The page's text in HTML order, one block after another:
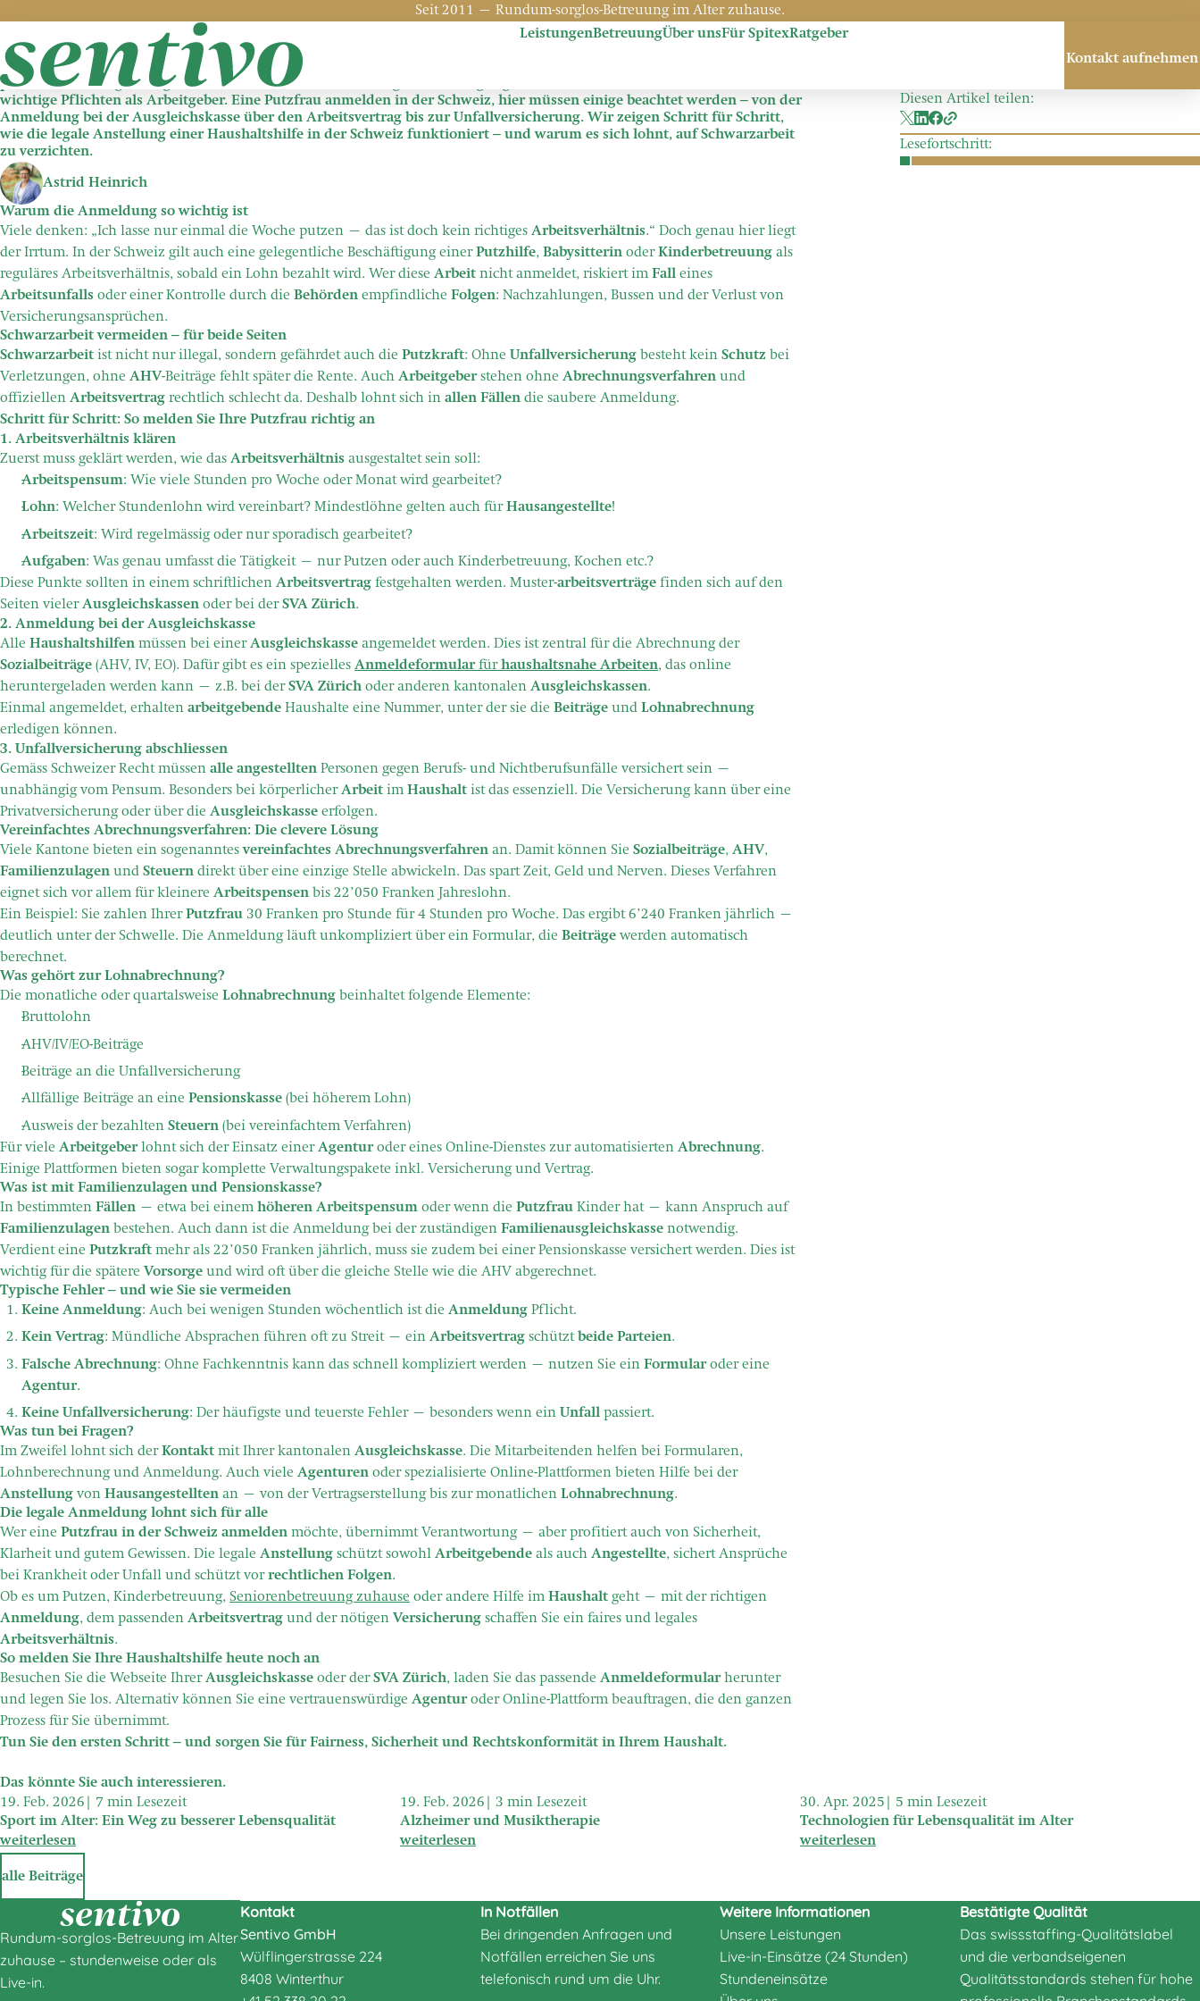
Seit 2011 – Rundum-sorglos-Betreuung im Alter zuhause.
LeistungenBetreuungÜber unsFür SpitexRatgeber
Kontakt aufnehmen
/Putzfrau anmelden in der Schweiz: So geht’s richtig!
Putzfrau anmelden in der Schweiz: So geht’s richtig!
Eine Putzfrau oder Haushaltshilfe im eigenen Zuhause zu beschäftigen, ist für viele Schweizer Haushalte längst zur
praktischen Alltagshilfe geworden. Doch mit der Anstellung einer Reinigungskraft übernehmen Haushalte auch
wichtige Pflichten als Arbeitgeber. Eine Putzfrau anmelden in der Schweiz, hier müssen einige beachtet werden – von der
Anmeldung bei der Ausgleichskasse über den Arbeitsvertrag bis zur Unfallversicherung. Wir zeigen Schritt für Schritt,
wie die legale Anstellung einer Haushaltshilfe in der Schweiz funktioniert – und warum es sich lohnt, auf Schwarzarbeit
zu verzichten.
Astrid Heinrich
Warum die Anmeldung so wichtig ist
Viele denken: „Ich lasse nur einmal die Woche putzen – das ist doch kein richtiges Arbeitsverhältnis.“ Doch genau hier liegt
der Irrtum. In der Schweiz gilt auch eine gelegentliche Beschäftigung einerPutzhilfe, Babysitterin oderKinderbetreuung als
reguläres Arbeitsverhältnis, sobald ein Lohn bezahlt wird. Wer diese Arbeit nicht anmeldet, riskiert im Fall eines
Arbeitsunfalls oder einer Kontrolle durch die Behörden empfindliche Folgen: Nachzahlungen, Bussen und der Verlust von
Versicherungsansprüchen.
Schwarzarbeit vermeiden – für beide Seiten
Schwarzarbeit ist nicht nur illegal, sondern gefährdet auch die Putzkraft: Ohne Unfallversicherung besteht kein Schutz bei
Verletzungen, ohne AHV-Beiträge fehlt später die Rente. Auch Arbeitgeberstehen ohne Abrechnungsverfahren und
offiziellen Arbeitsvertrag rechtlich schlecht da. Deshalb lohnt sich in allen Fällen die saubere Anmeldung.
Schritt für Schritt: So melden Sie Ihre Putzfrau richtig an
1. Arbeitsverhältnis klären
Zuerst muss geklärt werden, wie das Arbeitsverhältnis ausgestaltet sein soll:
Arbeitspensum: Wie viele Stunden pro Woche oder Monat wird gearbeitet?
Lohn: Welcher Stundenlohn wird vereinbart? Mindestlöhne gelten auch fürHausangestellte!
Arbeitszeit: Wird regelmässig oder nur sporadisch gearbeitet?
Aufgaben: Was genau umfasst die Tätigkeit – nur Putzen oder auch Kinderbetreuung, Kochen etc.?
Diese Punkte sollten in einem schriftlichen Arbeitsvertrag festgehalten werden. Muster-arbeitsverträge finden sich auf den
Seiten vielerAusgleichskassen oder bei derSVA Zürich.
2. Anmeldung bei der Ausgleichskasse
Alle Haushaltshilfen müssen bei einerAusgleichskasse angemeldet werden. Dies ist zentral für die Abrechnung der
Sozialbeiträge (AHV, IV, EO). Dafür gibt es ein spezielles Anmeldeformularfürhaushaltsnahe Arbeiten, das online
heruntergeladen werden kann – z.B. bei derSVA Zürich oder anderen kantonalen Ausgleichskassen.
Einmal angemeldet, erhalten arbeitgebende Haushalte eine Nummer, unter der sie die Beiträge und Lohnabrechnung
erledigen können.
3. Unfallversicherung abschliessen
Gemäss Schweizer Recht müssen alle angestellten Personen gegen Berufs- und Nichtberufsunfälle versichert sein –
unabhängig vom Pensum. Besonders bei körperlicherArbeit im Haushalt ist das essenziell. Die Versicherung kann über eine
Privatversicherung oder über die Ausgleichskasse erfolgen.
Vereinfachtes Abrechnungsverfahren: Die clevere Lösung
Viele Kantone bieten ein sogenanntesvereinfachtes Abrechnungsverfahren an. Damit können Sie Sozialbeiträge, AHV,
Familienzulagen und Steuern direkt über eine einzige Stelle abwickeln. Das spart Zeit, Geld und Nerven. Dieses Verfahren
eignet sich vor allem für kleinere Arbeitspensen bis 22’050 Franken Jahreslohn.
Ein Beispiel: Sie zahlen IhrerPutzfrau 30 Franken pro Stunde für 4 Stunden pro Woche. Das ergibt 6’240 Franken jährlich –
deutlich unter der Schwelle. Die Anmeldung läuft unkompliziert über ein Formular, die Beiträge werden automatisch
berechnet.
Was gehört zur Lohnabrechnung?
Die monatliche oder quartalsweise Lohnabrechnung beinhaltet folgende Elemente:
Bruttolohn
AHV/IV/EO-Beiträge
Beiträge an die Unfallversicherung
Allfällige Beiträge an eine Pensionskasse (bei höherem Lohn)
Ausweis der bezahlten Steuern (bei vereinfachtem Verfahren)
Für viele Arbeitgeberlohnt sich der Einsatz einerAgenturoder eines Online-Dienstes zur automatisierten Abrechnung.
Einige Plattformen bieten sogar komplette Verwaltungspakete inkl. Versicherung und Vertrag.
Was ist mit Familienzulagen und Pensionskasse?
In bestimmten Fällen – etwa bei einem höheren Arbeitspensum oder wenn die Putzfrau Kinder hat – kann Anspruch auf
Familienzulagen bestehen. Auch dann ist die Anmeldung bei der zuständigen Familienausgleichskasse notwendig.
Verdient eine Putzkraft mehr als 22’050 Franken jährlich, muss sie zudem bei einer Pensionskasse versichert werden. Dies ist
wichtig für die spätere Vorsorge und wird oft über die gleiche Stelle wie die AHV abgerechnet.
Typische Fehler – und wie Sie sie vermeiden
Keine Anmeldung: Auch bei wenigen Stunden wöchentlich ist die Anmeldung Pflicht.
Kein Vertrag: Mündliche Absprachen führen oft zu Streit – ein Arbeitsvertrag schützt beide Parteien.
Falsche Abrechnung: Ohne Fachkenntnis kann das schnell kompliziert werden – nutzen Sie ein Formularoder eine
Agentur.
Keine Unfallversicherung: Der häufigste und teuerste Fehler – besonders wenn ein Unfall passiert.
Was tun bei Fragen?
Im Zweifel lohnt sich derKontakt mit Ihrer kantonalen Ausgleichskasse. Die Mitarbeitenden helfen bei Formularen,
Lohnberechnung und Anmeldung. Auch viele Agenturen oder spezialisierte Online-Plattformen bieten Hilfe bei der
Anstellung von Hausangestellten an – von der Vertragserstellung bis zur monatlichen Lohnabrechnung.
Die legale Anmeldung lohnt sich für alle
Wer eine Putzfrau in der Schweiz anmelden möchte, übernimmt Verantwortung – aber profitiert auch von Sicherheit,
Klarheit und gutem Gewissen. Die legale Anstellung schützt sowohl Arbeitgebende als auch Angestellte, sichert Ansprüche
bei Krankheit oder Unfall und schützt vorrechtlichen Folgen.
Ob es um Putzen, Kinderbetreuung, Seniorenbetreuung zuhause oder andere Hilfe im Haushalt geht – mit der richtigen
Anmeldung, dem passenden Arbeitsvertrag und der nötigen Versicherung schaffen Sie ein faires und legales
Arbeitsverhältnis.
So melden Sie Ihre Haushaltshilfe heute noch an
Besuchen Sie die Webseite IhrerAusgleichskasse oder derSVA Zürich, laden Sie das passende Anmeldeformularherunter
und legen Sie los. Alternativ können Sie eine vertrauenswürdige Agenturoder Online-Plattform beauftragen, die den ganzen
Prozess für Sie übernimmt.
Tun Sie den ersten Schritt – und sorgen Sie für Fairness, Sicherheit und Rechtskonformität in Ihrem Haushalt.
16. Apr. 2025
Diesen Artikel teilen:
Lesefortschritt:
Das könnte Sie auch interessieren.
19. Feb. 2026
7 min Lesezeit
Sport im Alter: Ein Weg zu besserer Lebensqualität
weiterlesen
19. Feb. 2026
3 min Lesezeit
Alzheimer und Musiktherapie
weiterlesen
30. Apr. 2025
5 min Lesezeit
Technologien für Lebensqualität im Alter
weiterlesen
alle Beiträge
Rundum-sorglos-Betreuung im Alter
zuhause – stundenweise oder als
Live-in.
In Notfällen
Bei dringenden Anfragen und
Notfällen erreichen Sie uns
telefonisch rund um die Uhr.
Kontakt
Sentivo GmbH
Wülflingerstrasse 224
8408 Winterthur
Weitere Informationen
Unsere Leistungen
Live-in-Einsätze (24 Stunden)
Stundeneinsätze
Bestätigte Qualität
Dasswissstaffing-Qualitätslabel
und die verbandseigenen
Qualitätsstandards stehen für hohe